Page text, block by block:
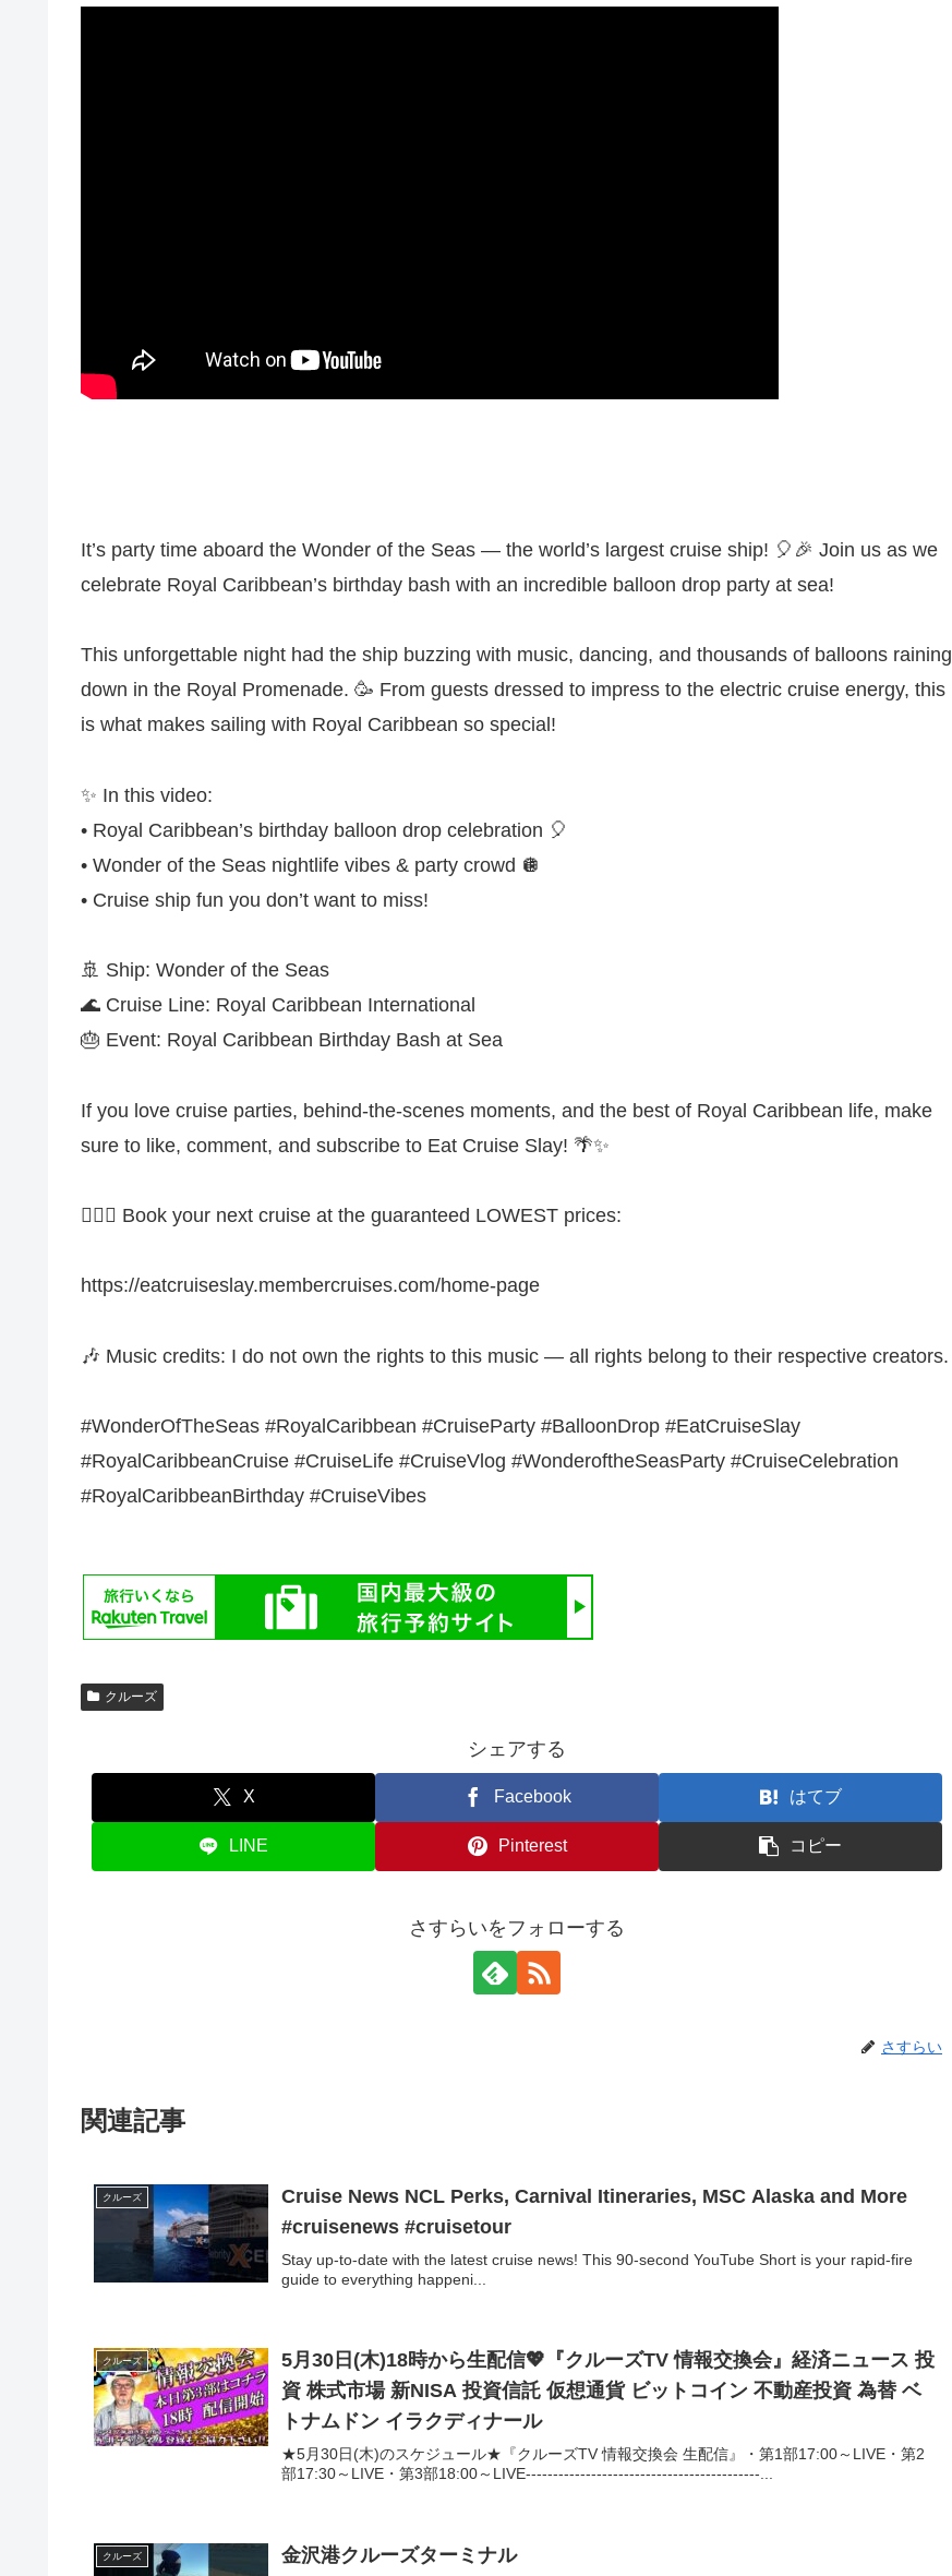
It’s party time aboard the Wonder of the Seas — the world’s largest cruise ship! 🎈🎉 Join us as we
celebrate Royal Caribbean’s birthday bash with an incredible balloon drop party at sea!
This unforgettable night had the ship buzzing with music, dancing, and thousands of balloons raining
down in the Royal Promenade. 🥳 From guests dressed to impress to the electric cruise energy, this
is what makes sailing with Royal Caribbean so special!
✨ In this video:
• Royal Caribbean’s birthday balloon drop celebration 🎈
• Wonder of the Seas nightlife vibes & party crowd 🪩
• Cruise ship fun you don’t want to miss!
🚢 Ship: Wonder of the Seas
🌊 Cruise Line: Royal Caribbean International
🎂 Event: Royal Caribbean Birthday Bash at Sea
If you love cruise parties, behind-the-scenes moments, and the best of Royal Caribbean life, make
sure to like, comment, and subscribe to Eat Cruise Slay! 🌴✨
⛓️‍💥🚢 Book your next cruise at the guaranteed LOWEST prices:
https://eatcruiseslay.membercruises.com/home-page
🎶 Music credits: I do not own the rights to this music — all rights belong to their respective creators.
#WonderOfTheSeas #RoyalCaribbean #CruiseParty #BalloonDrop #EatCruiseSlay
#RoyalCaribbeanCruise #CruiseLife #CruiseVlog #WonderoftheSeasParty #CruiseCelebration
#RoyalCaribbeanBirthday #CruiseVibes
クルーズ
シェアする
X Facebook はてブ
LINE Pinterest コピー
さすらいをフォローする
さすらい
関連記事
クルーズ
Cruise News NCL Perks, Carnival Itineraries, MSC Alaska and More
#cruisenews #cruisetour
Stay up-to-date with the latest cruise news! This 90-second YouTube Short is your rapid-fire
guide to everything happeni...
クルーズ
5月30日(木)18時から生配信💖『クルーズTV 情報交換会』経済ニュース 投
資 株式市場 新NISA 投資信託 仮想通貨 ビットコイン 不動産投資 為替 ベ
トナムドン イラクディナール
★5月30日(木)のスケジュール★『クルーズTV 情報交換会 生配信』・第1部17:00～LIVE・第2
部17:30～LIVE・第3部18:00～LIVE-------------------------------------------...
クルーズ 金沢港クルーズターミナル